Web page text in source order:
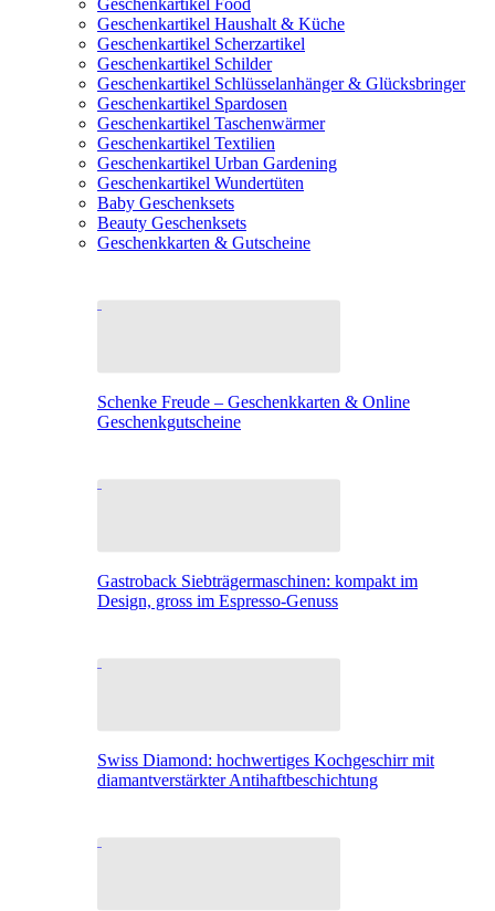
Geschenkartikel Food
Geschenkartikel Haushalt & Küche
Geschenkartikel Scherzartikel
Geschenkartikel Schilder
Geschenkartikel Schlüsselanhänger & Glücksbringer
Geschenkartikel Spardosen
Geschenkartikel Taschenwärmer
Geschenkartikel Textilien
Geschenkartikel Urban Gardening
Geschenkartikel Wundertüten
Baby Geschenksets
Beauty Geschenksets
Geschenkkarten & Gutscheine
Schenke Freude – Geschenkkarten & Online
Geschenkgutscheine
Gastroback Siebträgermaschinen: kompakt im
Design, gross im Espresso-Genuss
Swiss Diamond: hochwertiges Kochgeschirr mit
diamantverstärkter Antihaftbeschichtung